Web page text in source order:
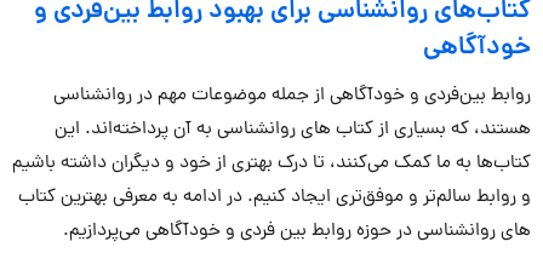
کتاب‌های روانشناسی برای بهبود روابط بین‌فردی و
خودآگاهی
روابط بین‌فردی و خودآگاهی از جمله موضوعات مهم در روانشناسی
هستند، که بسیاری از کتاب های روانشناسی به آن پرداخته‌اند. این
کتاب‌ها به ما کمک می‌کنند، تا درک بهتری از خود و دیگران داشته باشیم
و روابط سالم‌تر و موفق‌تری ایجاد کنیم. در ادامه به معرفی بهترین کتاب
های روانشناسی در حوزه روابط بین فردی و خودآگاهی می‌پردازیم.